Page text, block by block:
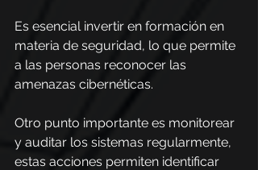
Es esencial invertir en formación en
materia de seguridad, lo que permite
a las personas reconocer las
amenazas cibernéticas.
Otro punto importante es monitorear
y auditar los sistemas regularmente,
estas acciones permiten identificar